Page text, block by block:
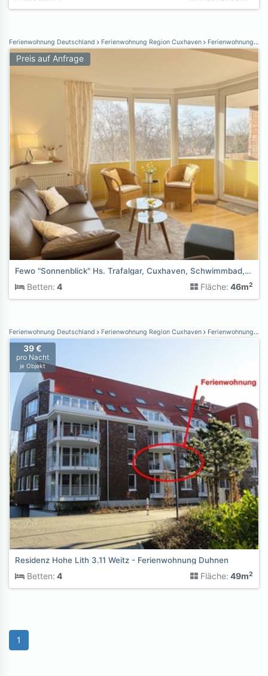
Ferienwohnung Deutschland Ferienwohnung Region Cuxhaven Ferienwohnung Cuxhaven
Preis auf Anfrage
Fewo "Sonnenblick" Hs. Trafalgar, Cuxhaven, Schwimmbad,Sauna
Betten: 4 Fläche: 46m2
Ferienwohnung Deutschland Ferienwohnung Region Cuxhaven Ferienwohnung Cuxhaven-Duhnen
39 €
pro Nacht
je Objekt
Residenz Hohe Lith 3.11 Weitz - Ferienwohnung Duhnen
Betten: 4 Fläche: 49m2
1